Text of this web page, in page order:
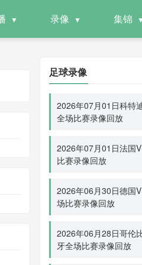
录像 集锦
足球录像
2026年07月01日科特
全场比赛录像回放
2026年07月01日法国
比赛录像回放
2026年06月30日德国
场比赛录像回放
2026年06月28日哥伦
牙全场比赛录像回放